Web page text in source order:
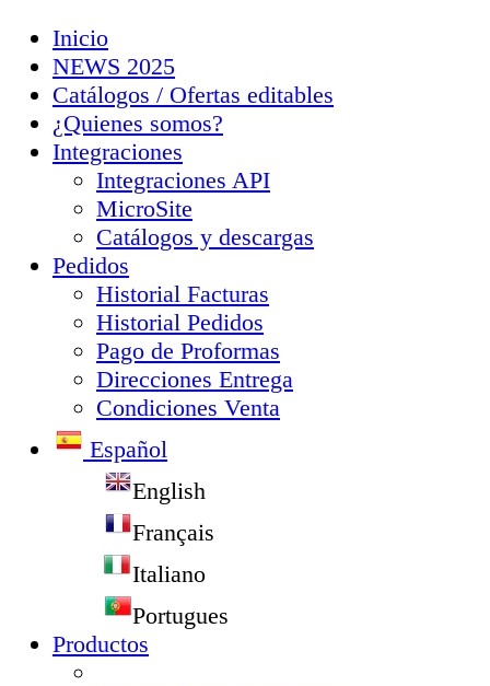
Inicio
NEWS 2025
Catálogos / Ofertas editables
¿Quienes somos?
Integraciones
Integraciones API
MicroSite
Catálogos y descargas
Pedidos
Historial Facturas
Historial Pedidos
Pago de Proformas
Direcciones Entrega
Condiciones Venta
Español
English
Français
Italiano
Portugues
Productos